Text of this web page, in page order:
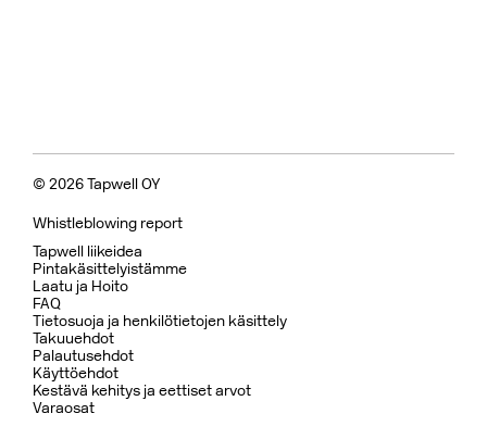
© 2026 Tapwell OY
Whistleblowing report
Tapwell liikeidea
Pintakäsittelyistämme
Laatu ja Hoito
FAQ
Tietosuoja ja henkilötietojen käsittely
Takuuehdot
Palautusehdot
Käyttöehdot
Kestävä kehitys ja eettiset arvot
Varaosat